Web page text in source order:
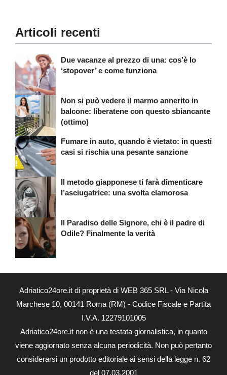
Articoli recenti
Due vacanze al prezzo di una: cos’è lo
‘stopover’ e come funziona
Non si può vedere il marmo annerito in
balcone: liberatene con questo sbiancante
(ottimo)
Fumare in auto, quando è vietato: in questi
casi si rischia una pesante sanzione
Il metodo giapponese ti farà dimenticare
l’asciugatrice: una svolta clamorosa
Il Paradiso delle Signore, chi è il padre di
Odile? Finalmente la verità
Adriatico24ore.it di proprietà di WEB 365 SRL - Via Nicola
Marchese 10, 00141 Roma (RM) - Codice Fiscale e Partita
I.V.A. 12279101005
Adriatico24ore.it non è una testata giornalistica, in quanto
viene aggiornato senza alcuna periodicità. Non può pertanto
considerarsi un prodotto editoriale ai sensi della legge n. 62
del 07.03.2001